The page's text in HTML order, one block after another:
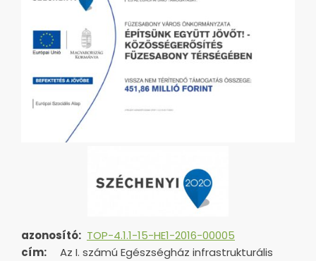
azonosító: TOP-4.1.1-15-HE1-2016-00005
cím:
Az I. számú Egészségház infrastrukturális